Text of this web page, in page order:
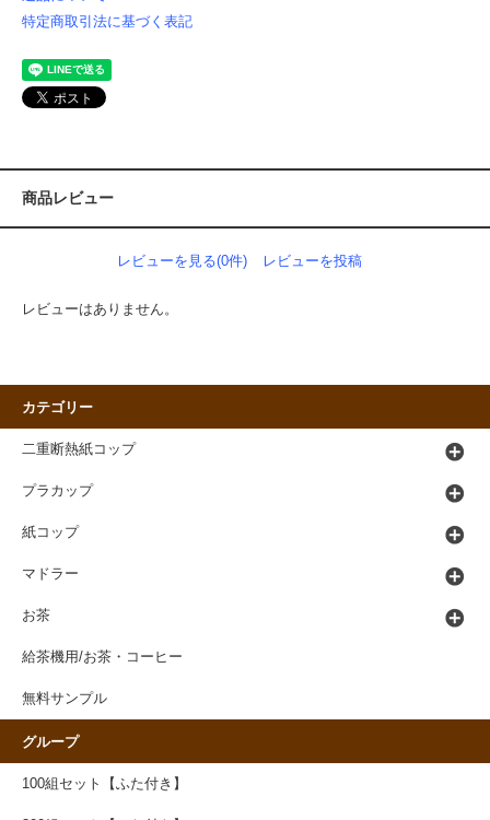
特定商取引法に基づく表記
商品レビュー
レビューを見る(0件) レビューを投稿
レビューはありません。
カテゴリー
二重断熱紙コップ
プラカップ
紙コップ
マドラー
お茶
給茶機用/お茶・コーヒー
無料サンプル
グループ
100組セット【ふた付き】